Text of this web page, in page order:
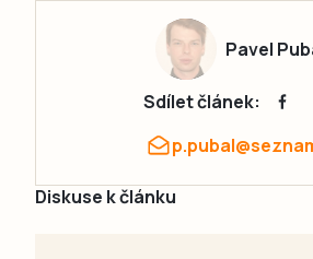
Pavel
Sdílet článek:
Diskuse k článku